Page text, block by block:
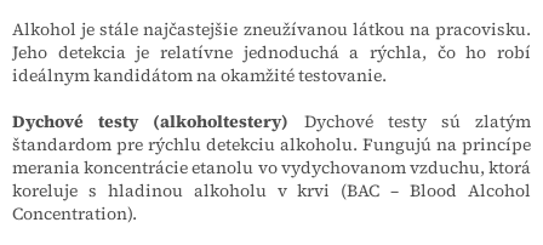
Alkohol je stále najčastejšie zneužívanou látkou na pracovisku.
Jeho detekcia je relatívne jednoduchá a rýchla, čo ho robí
ideálnym kandidátom na okamžité testovanie.
Dychové testy (alkoholtestery) Dychové testy sú zlatým
štandardom pre rýchlu detekciu alkoholu. Fungujú na princípe
merania koncentrácie etanolu vo vydychovanom vzduchu, ktorá
koreluje s hladinou alkoholu v krvi (BAC – Blood Alcohol
Concentration).